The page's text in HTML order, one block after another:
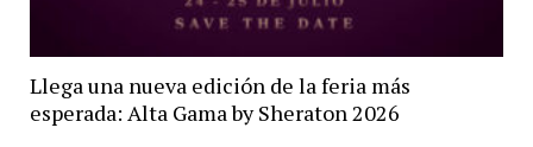
Llega una nueva edición de la feria más
esperada: Alta Gama by Sheraton 2026